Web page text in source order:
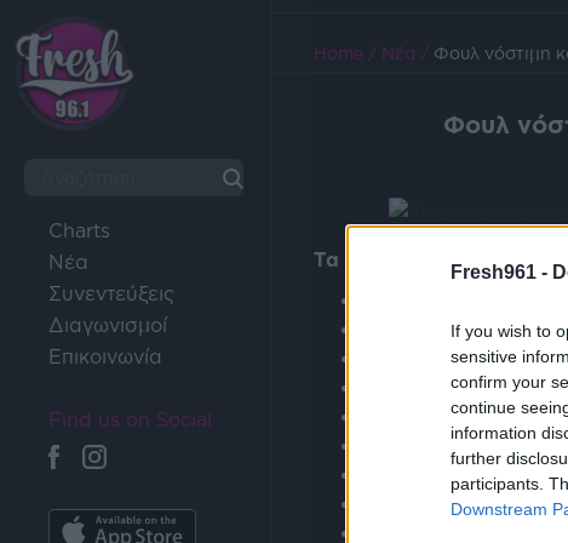
Fresh961 -
If you wish to
sensitive
confirm your
continue
information
further
participants.
Downstream
Charts
Νέα
Συνεντεύξεις
Διαγωνισμοί
Επικοινωνία
Find us on Social
Home / Νέα / Φουλ νόστιμη
Φουλ
Τα Υλικά που θα
2700 γρ νερό
1 μέτριο κρεμμύδι
2 καρότα(για τον
Λίγο θυμάρι
2-3 φύλλα Δάφνης
Μαύρο πιπέρι